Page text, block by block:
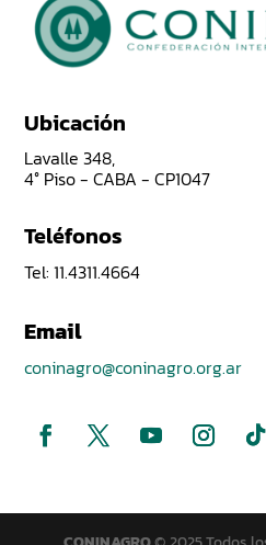
Ubicación
Lavalle 348,
4° Piso - CABA - CP1047
Teléfonos
Tel: 11.4311.4664
Email
coninagro@coninagro.org.ar